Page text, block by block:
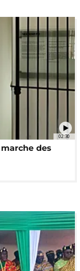
02:30
des